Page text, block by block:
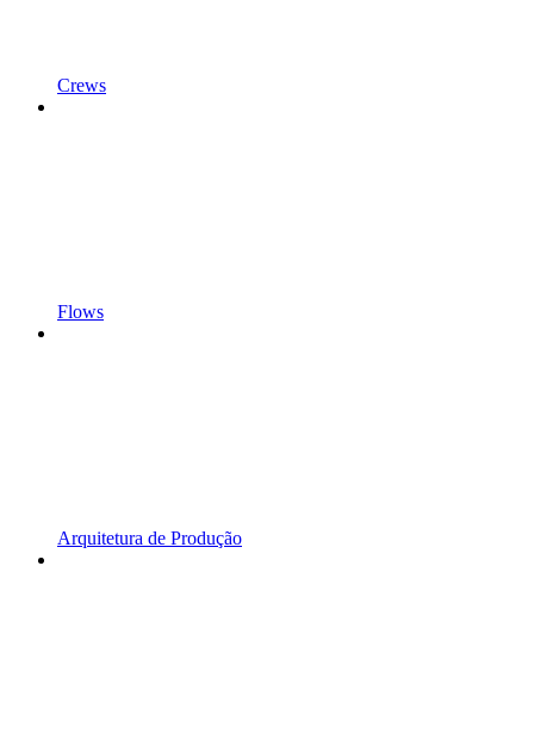
Crews
Flows
Arquitetura de Produção